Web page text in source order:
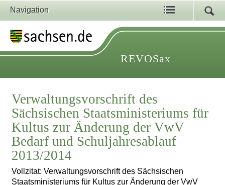
Navigation
REVOSax
Verwaltungsvorschrift des
Sächsischen Staatsministeriums für
Kultus zur Änderung der VwV
Bedarf und Schuljahresablauf
2013/2014
Vollzitat: Verwaltungsvorschrift des Sächsischen
Staatsministeriums für Kultus zur Änderung der VwV